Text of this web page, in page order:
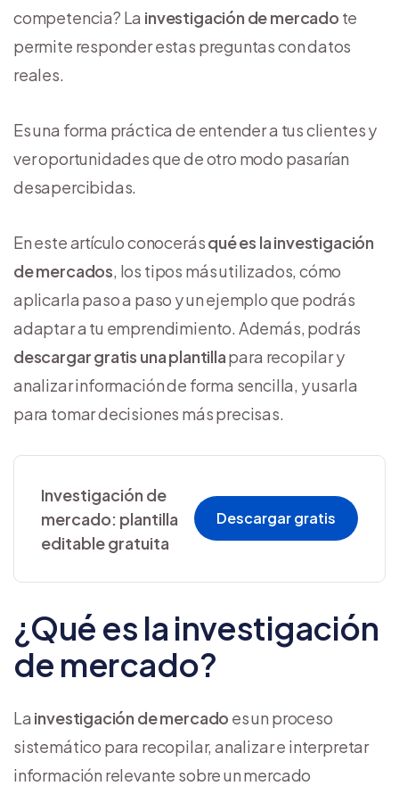
competencia? La investigación de mercado te
permite responder estas preguntas con datos
reales.
Es una forma práctica de entender a tus clientes y
ver oportunidades que de otro modo pasarían
desapercibidas.
En este artículo conocerásqué es la investigación
de mercados, los tipos más utilizados, cómo
aplicarla paso a paso y un ejemplo que podrás
adaptar a tu emprendimiento. Además, podrás
descargar gratis una plantillapara recopilar y
analizar información de forma sencilla, y usarla
para tomar decisiones más precisas.
Investigación de
mercado: plantilla
editable gratuita
Descargar gratis
¿Qué es la investigación
de mercado?
La investigación de mercado es un proceso
sistemático para recopilar, analizar e interpretar
información relevante sobre un mercado